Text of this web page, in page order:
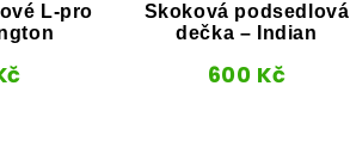
L-pro
Skoková podsedlová
dečka – Indian
600 Kč